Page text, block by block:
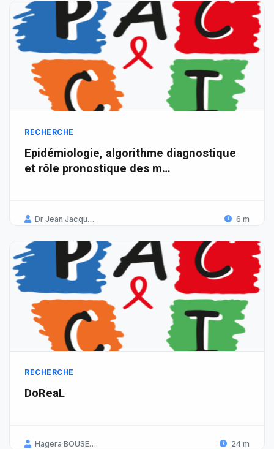
RECHERCHE
Epidémiologie, algorithme diagnostique
et rôle pronostique des m…
Dr Jean Jacques Koffi 6 m
RECHERCHE
DoReaL
Hagera BOUSEBHA 24 m